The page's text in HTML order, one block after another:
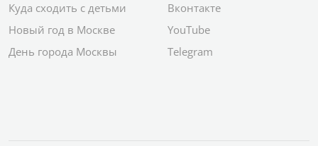
Куда сходить с детьми
Новый год в Москве
День города Москвы
Вконтакте
YouTube
Telegram